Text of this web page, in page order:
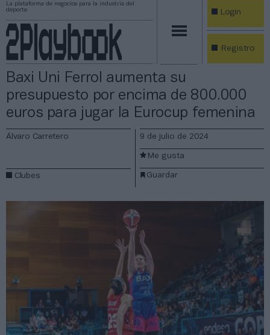
La plataforma de negocios para la industria del
deporte
Login
Registro
Baxi Uni Ferrol aumenta su
presupuesto por encima de 800.000
euros para jugar la Eurocup femenina
Álvaro Carretero
Clubes
9 de julio de 2024
Guardar
Me gusta